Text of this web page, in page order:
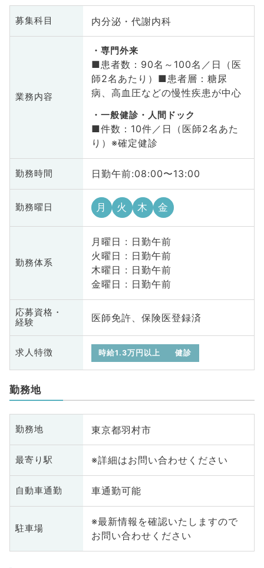
募集科目 内分泌・代謝内科
業務内容
専門外来
■患者数：90名～100名／日（医
師2名あたり）■患者層：糖尿
病、高血圧などの慢性疾患が中心
一般健診・人間ドック
■件数：10件／日（医師2名あた
り）※確定健診
勤務時間 日勤午前:08:00〜13:00
勤務曜日 月 火 木 金
勤務体系
月曜日 : 日勤午前
火曜日 : 日勤午前
木曜日 : 日勤午前
金曜日 : 日勤午前
応募資格・
経験
医師免許、保険医登録済
求人特徴 時給1.3万円以上 健診
勤務地
勤務地 東京都羽村市
最寄り駅 ※詳細はお問い合わせください
自動車通勤 車通勤可能
駐車場
※最新情報を確認いたしますので
お問い合わせください